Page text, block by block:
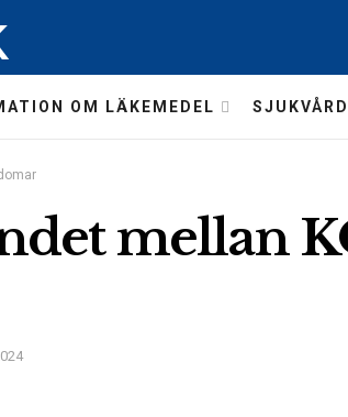
OM LÄKEMEDEL SJUKVÅRD
mellan